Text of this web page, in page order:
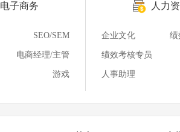
电子商务
SEO/SEM
电商经理/主管
游戏
人力
企业文化 绩
绩效考核专员
人事助理